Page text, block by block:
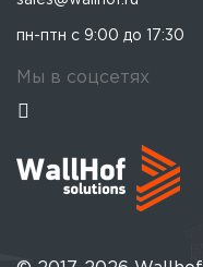
пн-птн с 9:00 до 17:30
Мы в соцсетях